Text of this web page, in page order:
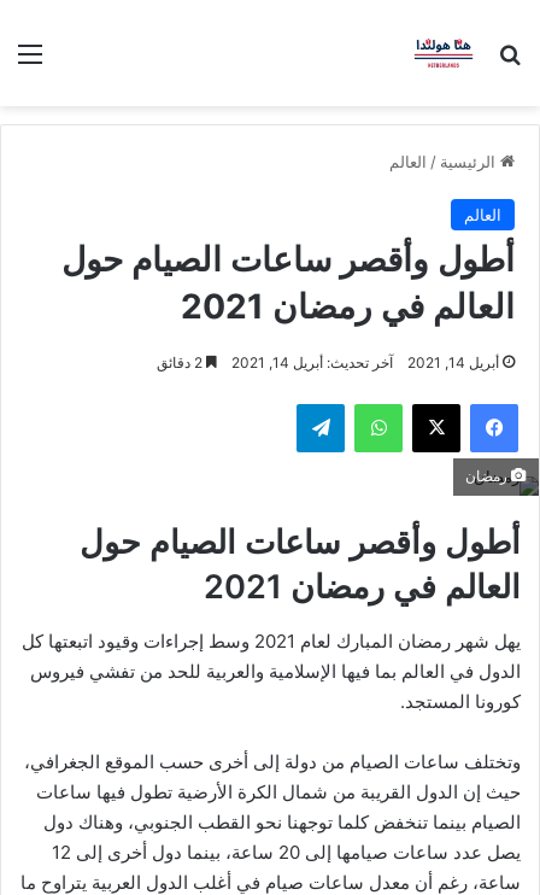
بحث عن
الرئيسية / العالم
العالم
أطول وأقصر ساعات الصيام حول
العالم في رمضان 2021
أبريل 14, 2021 آخر تحديث: أبريل 14, 2021
فيسبوك ‫X واتساب تيلقرام
رمضان
أطول وأقصر ساعات الصيام حول
العالم في رمضان 2021
يهل شهر رمضان المبارك لعام 2021 وسط إجراءات وقيود اتبعتها كل
الدول في العالم بما فيها الإسلامية والعربية للحد من تفشي فيروس
كورونا المستجد.
وتختلف ساعات الصيام من دولة إلى أخرى حسب الموقع الجغرافي،
حيث إن الدول القريبة من شمال الكرة الأرضية تطول فيها ساعات
الصيام بينما تنخفض كلما توجهنا نحو القطب الجنوبي، وهناك دول
يصل عدد ساعات صيامها إلى 20 ساعة، بينما دول أخرى إلى 12
ساعة، رغم أن معدل ساعات صيام في أغلب الدول العربية يتراوح ما